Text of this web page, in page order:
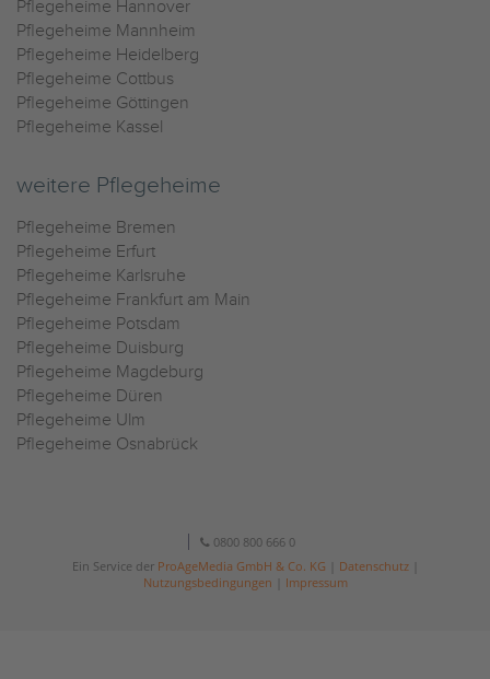
Pflegeheime Hannover
Pflegeheime Mannheim
Pflegeheime Heidelberg
Pflegeheime Cottbus
Pflegeheime Göttingen
Pflegeheime Kassel
weitere Pflegeheime
Pflegeheime Bremen
Pflegeheime Erfurt
Pflegeheime Karlsruhe
Pflegeheime Frankfurt am Main
Pflegeheime Potsdam
Pflegeheime Duisburg
Pflegeheime Magdeburg
Pflegeheime Düren
Pflegeheime Ulm
Pflegeheime Osnabrück
0800 800 666 0
Ein Service der ProAgeMedia GmbH & Co. KG Datenschutz|
Nutzungsbedingungen
Impressum